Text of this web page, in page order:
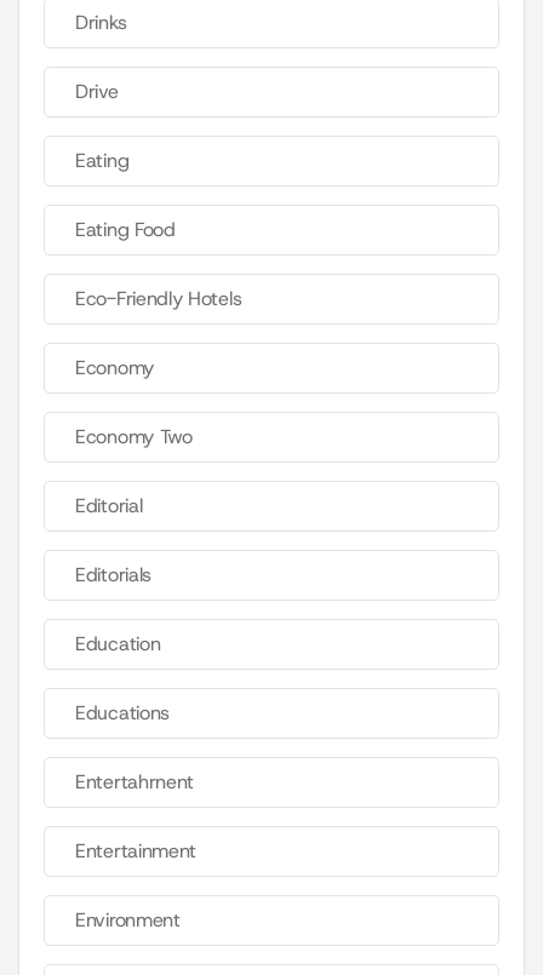
Drinks
Drive
Eating
Eating Food
Eco-Friendly Hotels
Economy
Economy Two
Editorial
Editorials
Education
Educations
Entertahrnent
Entertainment
Environment